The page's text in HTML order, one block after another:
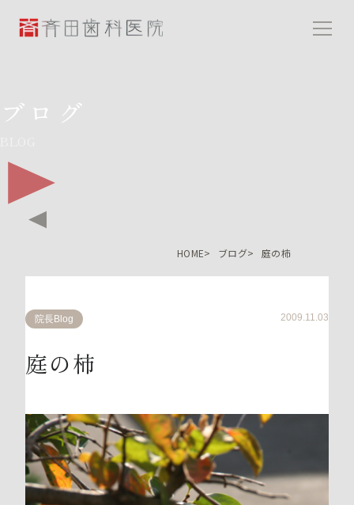
斉田歯科医院
ブログ
HOME ブログ 庭の柿
院長Blog 2009.11.03
庭の柿